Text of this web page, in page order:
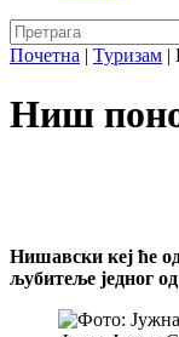
Почетна | Туризам |
Ниш
Нишавски кеј ће
љубитеље једног